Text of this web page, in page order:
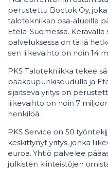
perustettu Boctok Oy,
talotekniikan osa-alueilla
Etelä-Suomessa. Keravalla
palveluksessa on tällä
sen liikevaihto on noin 14
PKS Talotekniikka tekee
pääkaupunkiseudulla ja
sijaitseva yritys on
liikevaihto on noin 7
henkilöä.
PKS Service on 50
keskittynyt yritys, jonka
euroa. Yhtiö palvelee
julkisten kiinteistöjen